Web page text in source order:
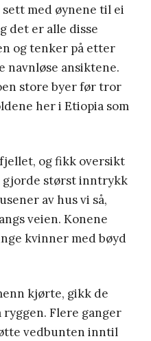
med øynene til ei
det er alle disse
og tenker på etter
navnløse ansiktene.
store byer før tror
her i Etiopia som
og fikk oversikt
gjorde størst inntrykk
av hus vi så,
veien. Konene
kvinner med bøyd
kjørte, gikk de
Flere ganger
vedbunten inntil